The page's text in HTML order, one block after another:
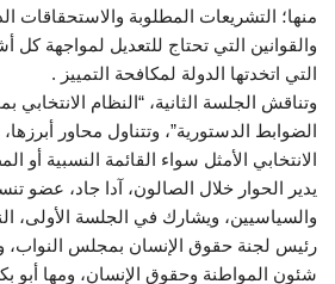
منها؛ التشريعات المطلوبة والاستحقاقات
والقوانين التي تحتاج للتعديل لمواجهة كل
التي اتخدتها الدولة لمكافحة التمييز .
وتناقش الجلسة الثانية، “النظام
الضوابط الدستورية”، وتتناول محاور
الانتخابي الأمثل سواء القائمة النسبية أو
يدير الحوار خلال الصالون، آدا جاد، عضو
والسياسيين، ويشارك في الجلسة الأولى،
رئيس لجنة حقوق الإنسان بمجلس
شئون المواطنة وحقوق الإنسان، ومها أبو